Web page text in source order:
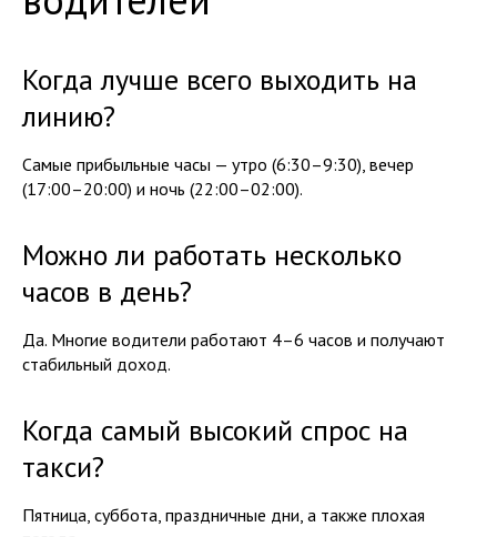
Когда лучше всего выходить на
линию?
Самые прибыльные часы — утро (6:30–9:30), вечер
(17:00–20:00) и ночь (22:00–02:00).
Можно ли работать несколько
часов в день?
Да. Многие водители работают 4–6 часов и получают
стабильный доход.
Когда самый высокий спрос на
такси?
Пятница, суббота, праздничные дни, а также плохая